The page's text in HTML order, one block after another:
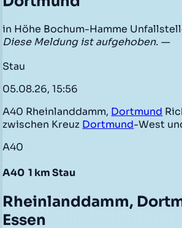
in Höhe Bochum-Hamme
Diese Meldung ist aufgehoben. —
Stau
05.08.26, 15:56
A40 Rheinlanddamm, Dortmund
zwischen Kreuz Dortmund-West
A40
A40 1 km Stau
Rheinlanddamm,
Essen